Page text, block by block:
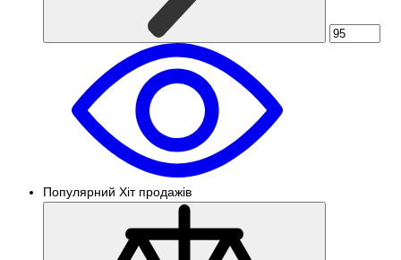
Популярний Хіт продажів